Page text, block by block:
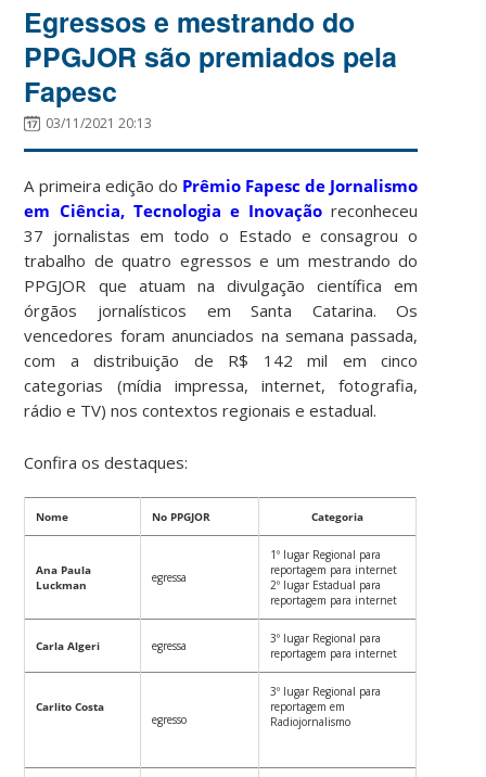
Egressos e mestrando do
PPGJOR são premiados pela
Fapesc
03/11/2021 20:13
A primeira edição do Prêmio Fapesc de Jornalismo
em Ciência, Tecnologia e Inovação reconheceu
37 jornalistas em todo o Estado e consagrou o
trabalho de quatro egressos e um mestrando do
PPGJOR que atuam na divulgação científica em
órgãos jornalísticos em Santa Catarina. Os
vencedores foram anunciados na semana passada,
com a distribuição de R$ 142 mil em cinco
categorias (mídia impressa, internet, fotografia,
rádio e TV) nos contextos regionais e estadual.
Confira os destaques:
Nome No PPGJOR Categoria
Ana Paula
Luckman
egressa
1º lugar Regional para
reportagem para internet
2º lugar Estadual para
reportagem para internet
Carla Algeri egressa
3º lugar Regional para
reportagem para internet
Carlito Costa
egresso
3º lugar Regional para
reportagem em
Radiojornalismo